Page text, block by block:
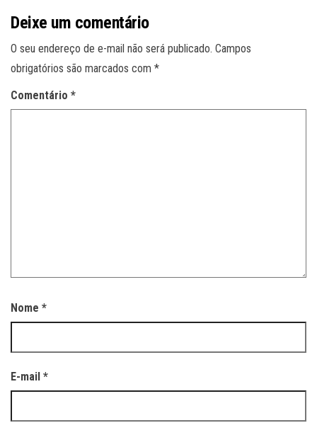
Deixe um comentário
O seu endereço de e-mail não será publicado. Campos
obrigatórios são marcados com *
Comentário *
Nome *
E-mail *